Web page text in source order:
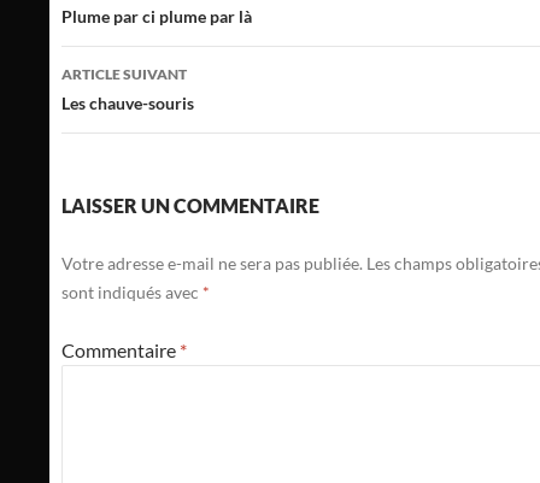
des
articles
Plume par ci plume par là
ARTICLE SUIVANT
Les chauve-souris
LAISSER UN COMMENTAIRE
Votre adresse e-mail ne sera pas publiée. Les champs
sont indiqués avec *
Commentaire *